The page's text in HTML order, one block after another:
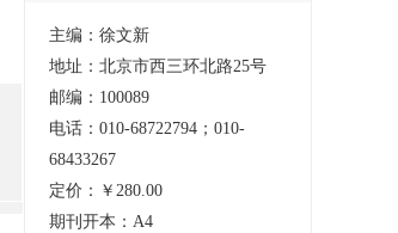
主编：徐文新
地址：北京市西三环北路25号
邮编：100089
电话：010-68722794；010-
68433267
定价：￥280.00
期刊开本：A4